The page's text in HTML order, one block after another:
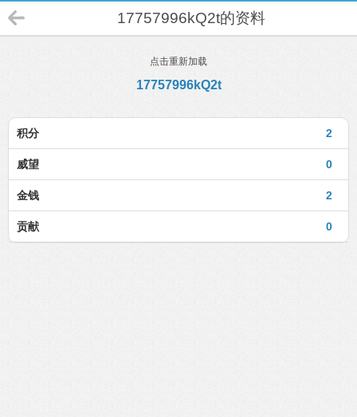
17757996kQ2t的资料
点击重新加载
17757996kQ2t
2
积分
0
威望
2
金钱
0
贡献